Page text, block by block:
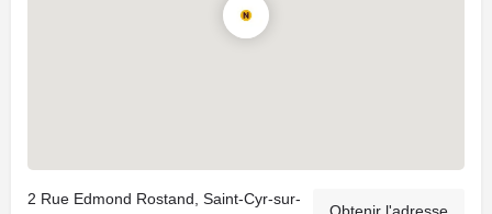
2 Rue Edmond Rostand, Saint-Cyr-sur-
Obtenir l'adresse